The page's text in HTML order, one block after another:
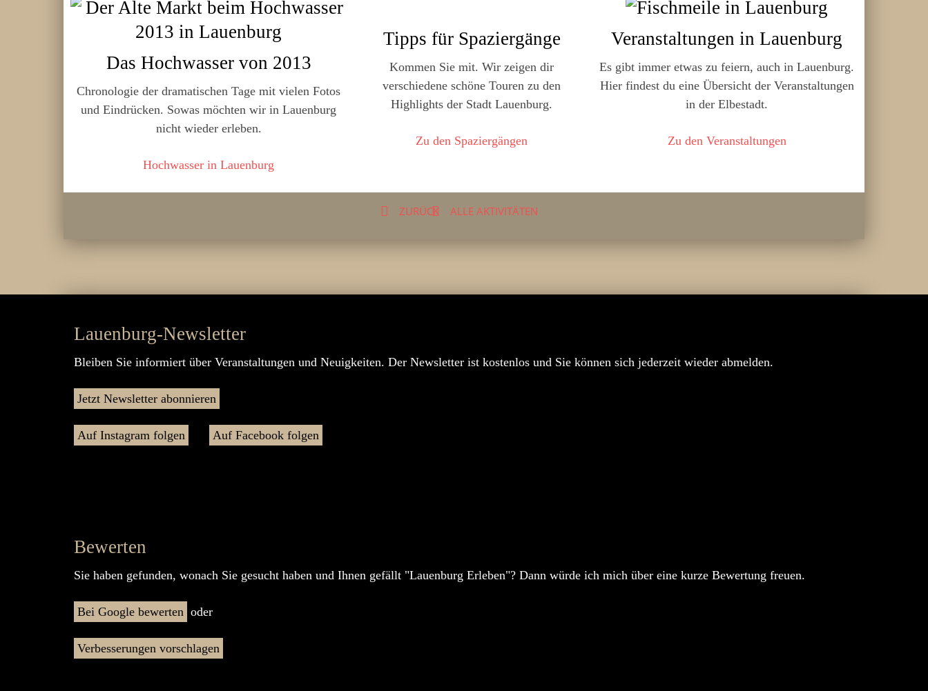
Das Hochwasser von 2013
Chronologie der dramatischen Tage mit vielen Fotos
und Eindrücken. Sowas möchten wir in Lauenburg
nicht wieder erleben.
Hochwasser in Lauenburg
Tipps für Spaziergänge
Kommen Sie mit. Wir zeigen dir
verschiedene schöne Touren zu den
Highlights der Stadt Lauenburg.
Zu den Spaziergängen
Veranstaltungen in Lauenburg
Es gibt immer etwas zu feiern, auch in Lauenburg.
Hier findest du eine Übersicht der Veranstaltungen
in der Elbestadt.
Zu den Veranstaltungen
ZURÜCK ALLE AKTIVITÄTEN
Lauenburg-Newsletter
Bleiben Sie informiert über Veranstaltungen und Neuigkeiten. Der Newsletter ist kostenlos und Sie können sich jederzeit wieder abmelden.
Jetzt Newsletter abonnieren
Auf Instagram folgen Auf Facebook folgen
Bewerten
Sie haben gefunden, wonach Sie gesucht haben und Ihnen gefällt "Lauenburg Erleben"? Dann würde ich mich über eine kurze Bewertung freuen.
Bei Google bewerten oder
Verbesserungen vorschlagen